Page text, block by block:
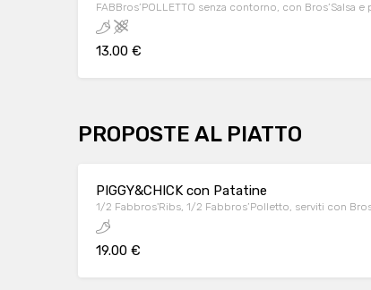
FABBros’POLLETTO senza contorno, con Bros’Salsa
13.00 €
PROPOSTE AL PIATTO
PIGGY&CHICK con Patatine
1/2 Fabbros'Ribs, 1/2 Fabbros’Polletto, serviti con
19.00 €